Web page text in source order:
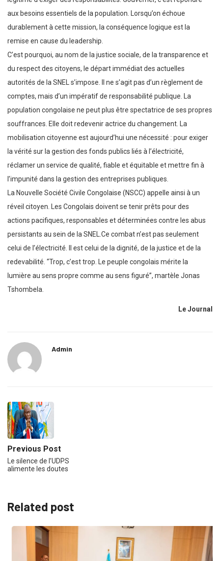
aux besoins essentiels de la population. Lorsqu’on échoue
durablement à cette mission, la conséquence logique est la
remise en cause du leadership.
C’est pourquoi, au nom de la justice sociale, de la transparence et
du respect des citoyens, le départ immédiat des actuelles
autorités de la SNEL s’impose. Il ne s’agit pas d’un règlement de
comptes, mais d’un impératif de responsabilité publique. La
population congolaise ne peut plus être spectatrice de ses propres
souffrances. Elle doit redevenir actrice du changement. La
mobilisation citoyenne est aujourd’hui une nécessité : pour exiger
la vérité sur la gestion des fonds publics liés à l’électricité,
réclamer un service de qualité, fiable et équitable et mettre fin à
l’impunité dans la gestion des entreprises publiques.
La Nouvelle Société Civile Congolaise (NSCC) appelle ainsi à un
réveil citoyen. Les Congolais doivent se tenir prêts pour des
actions pacifiques, responsables et déterminées contre les abus
persistants au sein de la SNEL.Ce combat n’est pas seulement
celui de l’électricité. Il est celui de la dignité, de la justice et de la
redevabilité. “Trop, c’est trop. Le peuple congolais mérite la
lumière au sens propre comme au sens figuré”, martèle Jonas
Tshombela.
Le Journal
Admin
Previous Post
Le silence de l’UDPS
alimente les doutes
Related post